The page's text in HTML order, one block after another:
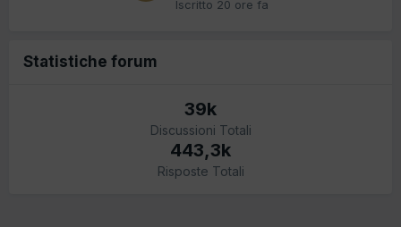
Iscritto 20 ore fa
Statistiche forum
39k
Discussioni Totali
443,3k
Risposte Totali